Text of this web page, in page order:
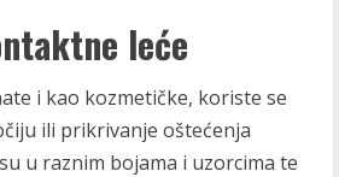
leće
i kao kozmetičke, koriste se
ili prikrivanje oštećenja
u raznim bojama i uzorcima te